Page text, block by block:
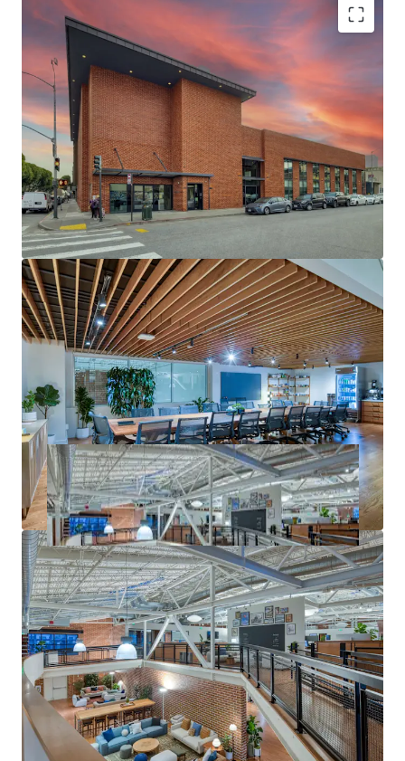
BEST-IN-CLASS CREATIVE OFFICE BUILD OUTS
GLOBAL HEADQUARTERS OF CURSOR - ONE OF
THE WORLD’S FASTEST GROWING AI COMPANIES
EXTENSIVELY RENOVATED WITH $6M+ INVESTED
BY LANDLORD & TENANT
COMPELLING CURSOR GROWTH TRAJECTORY
WITH RECENT $29.3B VALUATION
NORTH WATERFRONT’S “LIVE-WORKPLAY”
ENVIRONMENT ATTRACTS TOP TALENT WITH
WALKABLE ACCESS TO RESIDENTIAL
NEIGHBORHOODS